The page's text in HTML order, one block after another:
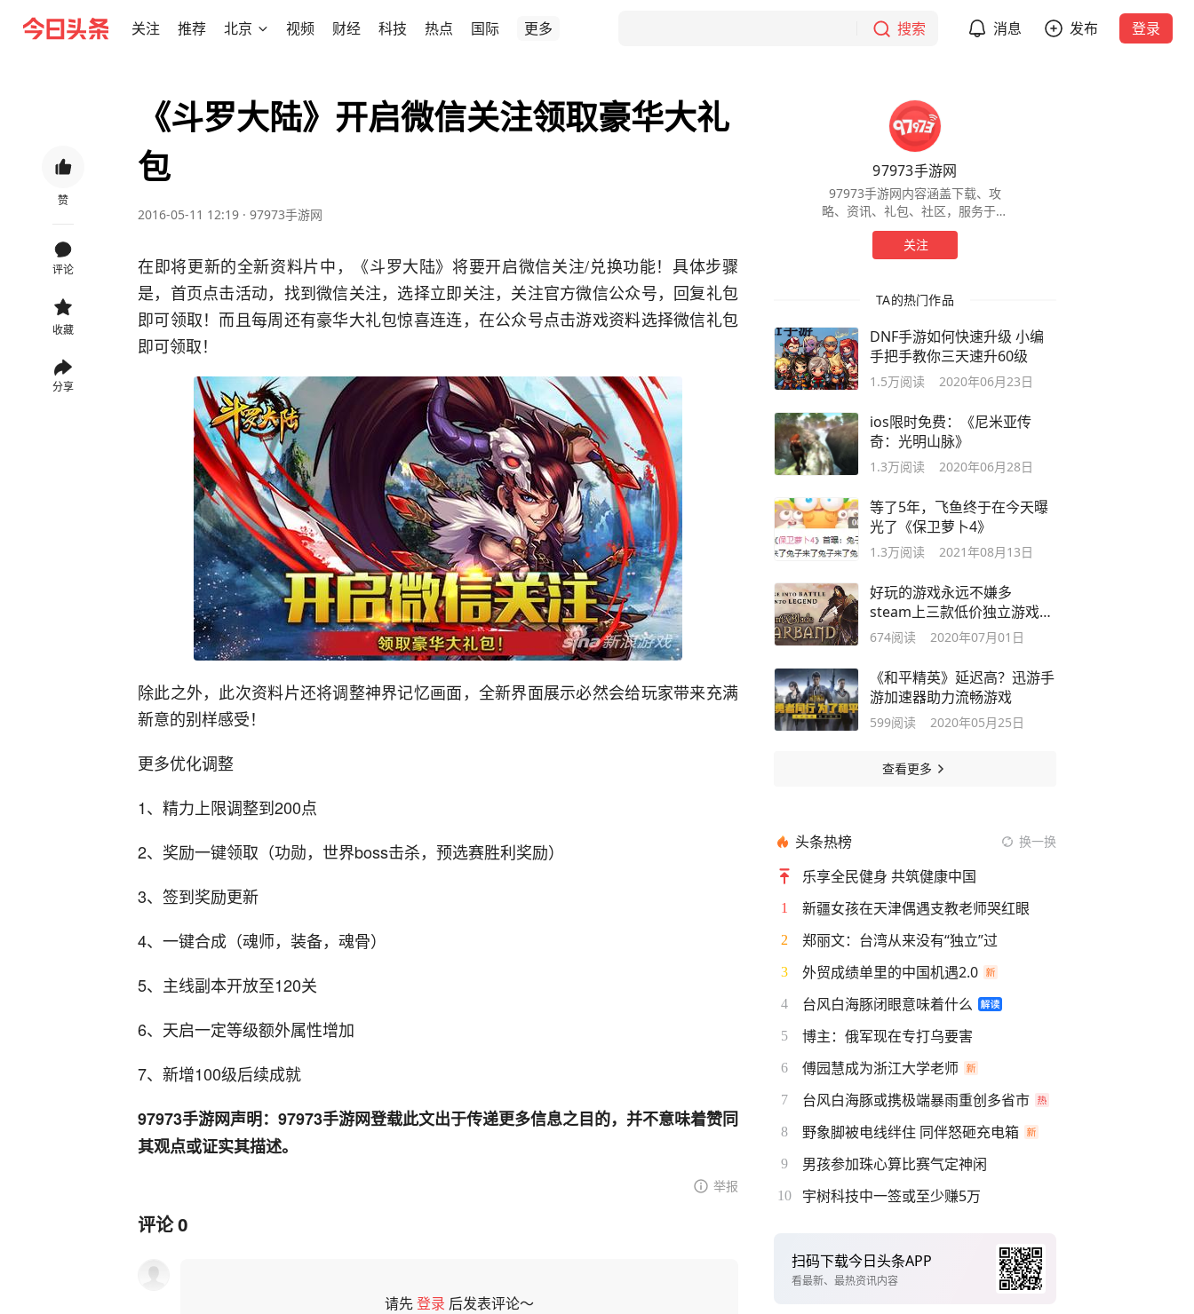
关注 推荐 北京 视频 财经 科技 热点 国际 更多 搜索 消息 发布 登录
赞
评论
收藏
分享
《斗罗大陆》开启微信关注领取豪华大礼
包
2016-05-11 12:19 · 97973手游网
在即将更新的全新资料片中，《斗罗大陆》将要开启微信关注/兑换功能！具体步骤
是，首页点击活动，找到微信关注，选择立即关注，关注官方微信公众号，回复礼包
即可领取！而且每周还有豪华大礼包惊喜连连，在公众号点击游戏资料选择微信礼包
即可领取！
除此之外，此次资料片还将调整神界记忆画面，全新界面展示必然会给玩家带来充满
新意的别样感受！
更多优化调整
1、精力上限调整到200点
2、奖励一键领取（功勋，世界boss击杀，预选赛胜利奖励）
3、签到奖励更新
4、一键合成（魂师，装备，魂骨）
5、主线副本开放至120关
6、天启一定等级额外属性增加
7、新增100级后续成就
97973手游网声明：97973手游网登载此文出于传递更多信息之目的，并不意味着赞同
其观点或证实其描述。
举报
评论0
请先登录 后发表评论～
97973手游网
97973手游网内容涵盖下载、攻
略、资讯、礼包、社区，服务于全
球手游玩家，为玩家提供一站式服
务。
关注
TA的热门作品
DNF手游如何快速升级 小编
手把手教你三天速升60级
1.5万阅读 2020年06月23日
ios限时免费：《尼米亚传
奇：光明山脉》
1.3万阅读 2020年06月28日
等了5年，飞鱼终于在今天曝
光了《保卫萝卜4》
1.3万阅读 2021年08月13日
好玩的游戏永远不嫌多
steam上三款低价独立游戏推
荐
674阅读 2020年07月01日
《和平精英》延迟高？迅游手
游加速器助力流畅游戏
599阅读 2020年05月25日
查看更多
头条热榜 换一换
乐享全民健身 共筑健康中国
1 新疆女孩在天津偶遇支教老师哭红眼
2 郑丽文：台湾从来没有“独立”过
3 外贸成绩单里的中国机遇2.0
4 台风白海豚闭眼意味着什么
5 博主：俄军现在专打乌要害
6 傅园慧成为浙江大学老师
7 台风白海豚或携极端暴雨重创多省市
8 野象脚被电线绊住 同伴怒砸充电箱
9 男孩参加珠心算比赛气定神闲
10 宇树科技中一签或至少赚5万
扫码下载今日头条APP
看最新、最热资讯内容